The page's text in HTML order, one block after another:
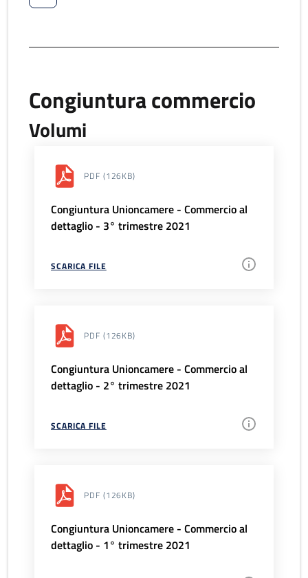
Congiuntura commercio
Volumi
PDF (126KB)
Congiuntura Unioncamere - Commercio al
dettaglio - 3° trimestre 2021
SCARICA FILE
PDF (126KB)
Congiuntura Unioncamere - Commercio al
dettaglio - 2° trimestre 2021
SCARICA FILE
PDF (126KB)
Congiuntura Unioncamere - Commercio al
dettaglio - 1° trimestre 2021